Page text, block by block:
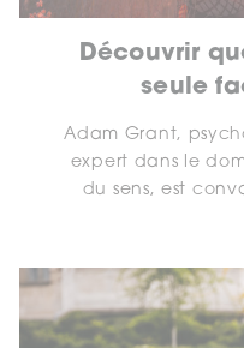
Découvrir
seule
Adam Grant,
expert dans le
du sens, est